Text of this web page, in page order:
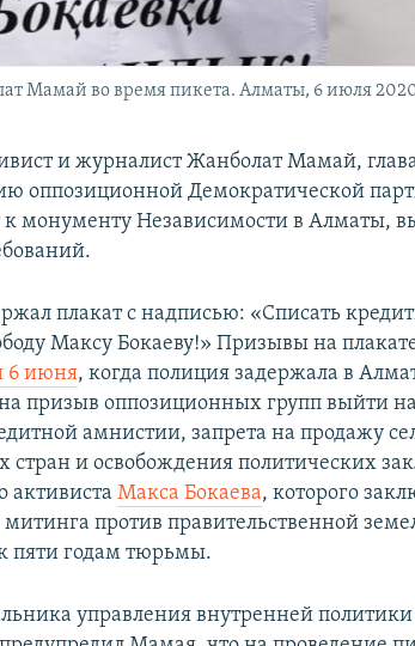
Мамай во время пикета. Алматы, 6 июля
и журналист Жанболат Мамай,
оппозиционной Демократической
монументу Независимости в Алматы,
плакат с надписью: «Списать
Максу Бокаеву!» Призывы на
6 июня, когда полиция задержала в
призыв оппозиционных групп выйти
амнистии, запрета на продажу
стран и освобождения политических
активистаМакса Бокаева, которого
митинга против правительственной
пяти годам тюрьмы.
управления внутренней